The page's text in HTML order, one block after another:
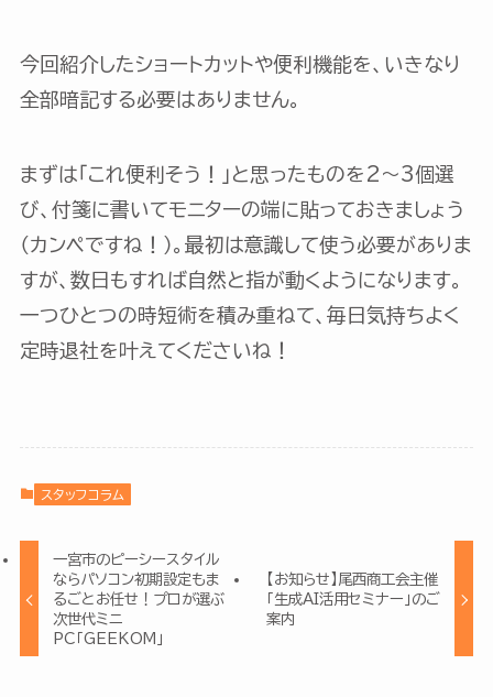
今回紹介したショートカットや便利機能を、いきなり
全部暗記する必要はありません。
まずは「これ便利そう！」と思ったものを2〜3個選
び、付箋に書いてモニターの端に貼っておきましょう
（カンペですね！）。最初は意識して使う必要がありま
すが、数日もすれば自然と指が動くようになります。
一つひとつの時短術を積み重ねて、毎日気持ちよく
定時退社を叶えてくださいね！
スタッフコラム
一宮市のピーシースタイル
ならパソコン初期設定もま
るごとお任せ！プロが選ぶ
次世代ミニ
PC「GEEKOM」
【お知らせ】尾西商工会主催
「生成AI活用セミナー」のご
案内